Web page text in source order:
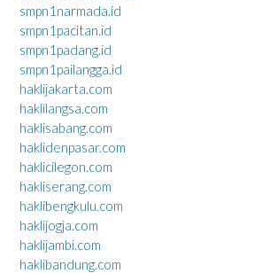
smpn1narmada.id
smpn1pacitan.id
smpn1padang.id
smpn1pailangga.id
haklijakarta.com
haklilangsa.com
haklisabang.com
haklidenpasar.com
haklicilegon.com
hakliserang.com
haklibengkulu.com
haklijogja.com
haklijambi.com
haklibandung.com